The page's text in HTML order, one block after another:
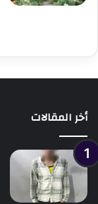
أخر المقالات